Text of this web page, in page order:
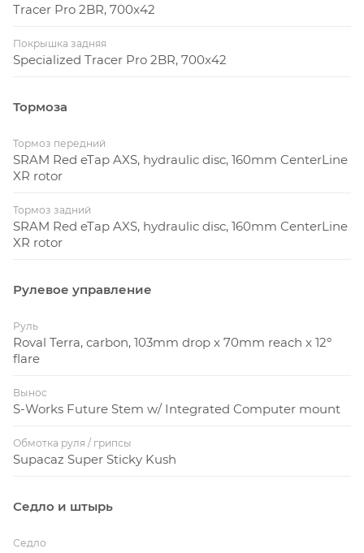
Tracer Pro 2BR, 700x42
Покрышка задняя
Specialized Tracer Pro 2BR, 700x42
Тормоза
Тормоз передний
SRAM Red eTap AXS, hydraulic disc, 160mm CenterLine
XR rotor
Тормоз задний
SRAM Red eTap AXS, hydraulic disc, 160mm CenterLine
XR rotor
Рулевое управление
Руль
Roval Terra, carbon, 103mm drop x 70mm reach x 12º
flare
Вынос
S-Works Future Stem w/ Integrated Computer mount
Обмотка руля / грипсы
Supacaz Super Sticky Kush
Седло и штырь
Седло